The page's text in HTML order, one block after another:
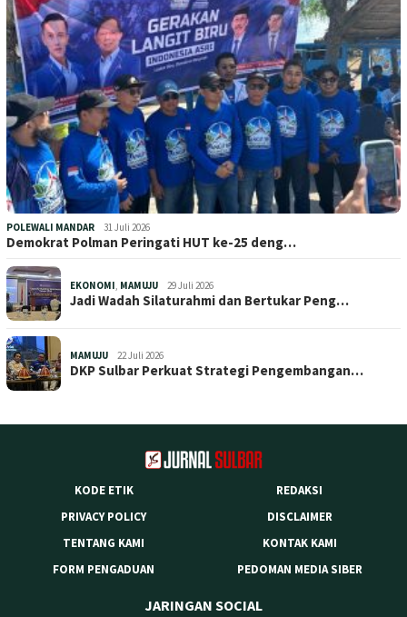
POLEWALI MANDAR 31 Juli 2026
Demokrat Polman Peringati HUT ke-25 deng…
EKONOMI, MAMUJU 29 Juli 2026
Jadi Wadah Silaturahmi dan Bertukar Peng…
MAMUJU 22 Juli 2026
DKP Sulbar Perkuat Strategi Pengembangan…
KODE ETIK
REDAKSI
PRIVACY POLICY
DISCLAIMER
TENTANG KAMI
KONTAK KAMI
FORM PENGADUAN
PEDOMAN MEDIA SIBER
JARINGAN SOCIAL